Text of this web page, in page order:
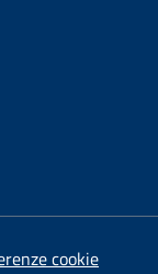
cookie